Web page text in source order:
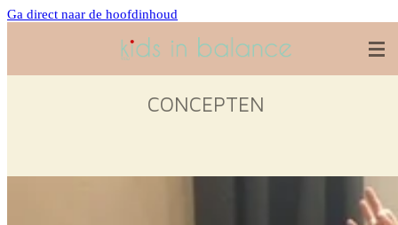
Ga direct naar de hoofdinhoud
CONCEPTEN